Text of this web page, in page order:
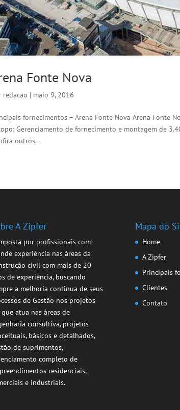
Fonte Nova
redacao | maio 9, 2016
fornecimentos – Arena Fonte Nova Arena Fonte
Gerenciamento de fornecimento e montagem de
outros...
A Zipfer
por profissionais com
experiência nas áreas da
civil com mais de 20
de experiência, buscando
a melhoria continua de seus
de Gestão nos projetos
que atua nas áreas de
consultiva, projetos
básicos e detalhados,
de suprimentos,
completo de
residenciais,
e industriais.
Mapa do
Home
A Zipfer
Principais
Clientes
Contato